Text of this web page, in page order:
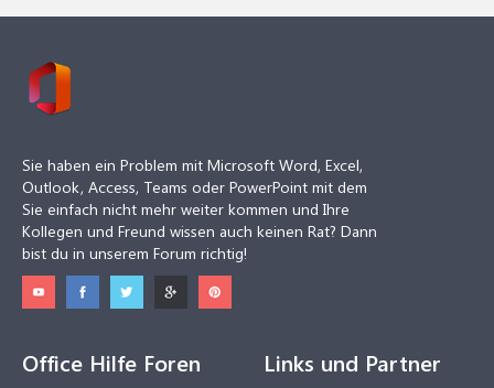
Sie haben ein Problem mit Microsoft Word, Excel,
Outlook, Access, Teams oder PowerPoint mit dem
Sie einfach nicht mehr weiter kommen und Ihre
Kollegen und Freund wissen auch keinen Rat? Dann
bist du in unserem Forum richtig!
Office Hilfe Foren Links und Partner